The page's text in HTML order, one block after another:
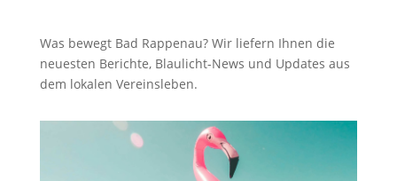
Was bewegt Bad Rappenau? Wir liefern Ihnen die
neuesten Berichte, Blaulicht-News und Updates aus
dem lokalen Vereinsleben.